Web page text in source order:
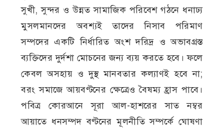
সুখী, সুন্দর ও উন্নত সামাজিক পরিবেশ গঠনে ধনাঢ্য
মুসলমানদের অবশ্যই তাদের নিসাব পরিমাণ
সম্পদের একটি নির্ধারিত অংশ দরিদ্র ও অভাবগ্রস্ত
ব্যক্তিদের দুর্দশা মোচনের জন্য ব্যয় করতে হবে। ফলে
কেবল অসহায় ও দুস্থ মানবতার কল্যাণই হবে না;
বরং সমাজে আয়বণ্টনের ক্ষেত্রেও বৈষম্য হ্রাস পাবে।
পবিত্র কোরআনে সূরা আল-হাশরের সাত নম্বর
আয়াতে ধনসম্পদ বণ্টনের মূলনীতি সম্পর্কে ঘোষণা